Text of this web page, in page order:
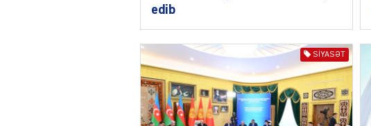
edib
SIYASƏT